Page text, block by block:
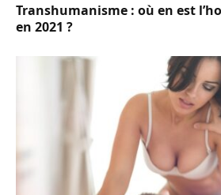
Transhumanisme : où en est
en 2021 ?